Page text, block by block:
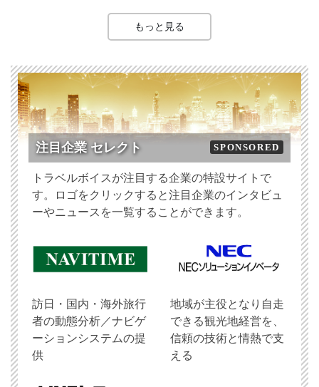
もっと見る
注目企業 セレクト SPONSORED
トラベルボイスが注目する企業の特設サイトで
す。ロゴをクリックすると注目企業のインタビュ
ーやニュースを一覧することができます。
訪日・国内・海外旅行
者の動態分析／ナビゲ
ーションシステムの提
供
地域が主役となり自走
できる観光地経営を、
信頼の技術と情熱で支
える